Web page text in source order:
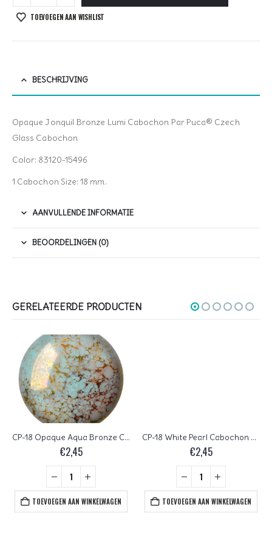
TOEVOEGEN AAN WISHLIST
BESCHRIJVING
Opaque Jonquil Bronze Lumi Cabochon Par Puca® Czech
Glass Cabochon
Color: 83120-15496
1 Cabochon Size: 18 mm.
AANVULLENDE INFORMATIE
BEOORDELINGEN (0)
GERELATEERDE PRODUCTEN
CP-18 Opaque Aqua Bronze Cabochon Par Puca® 18 mm. Round
€2,45
TOEVOEGEN AAN WINKELWAGEN
CP-18 White Pearl Cabochon Par Puca® 18 mm. Round
€2,45
TOEVOEGEN AAN WINKELWAGEN